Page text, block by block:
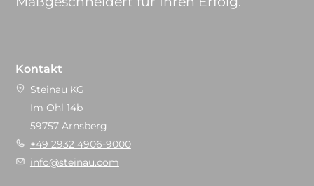
Kontakt
Steinau KG
Im Ohl 14b
59757 Arnsberg
+49 2932 4906-9000
info@steinau.com